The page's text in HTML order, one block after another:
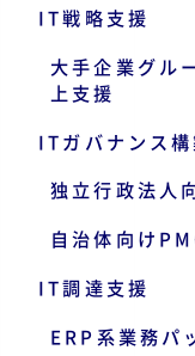
IT戦略支援
大手企業グル
上支援
ITガバナンス
独立行政法人
自治体向け
IT調達支援
ERP系業務パ